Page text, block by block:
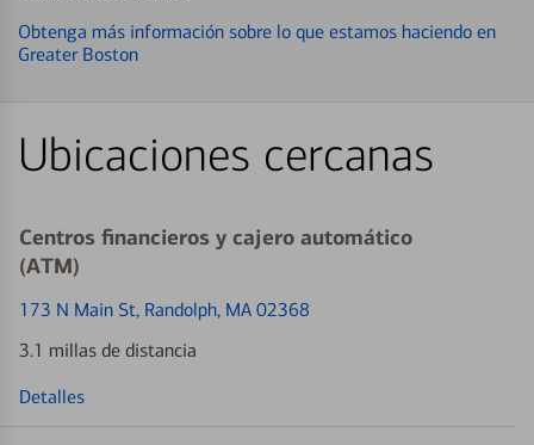
Obtenga más información sobre lo que estamos haciendo en
Greater Boston
Ubicaciones cercanas
Centros financieros y cajero automático
(ATM)
173 N Main St, Randolph, MA 02368
3.1 millas de distancia
Detalles